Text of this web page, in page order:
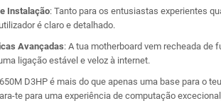
Instalação: Tanto para os entusiastas experientes
é claro e detalhado.
Avançadas: A tua motherboard vem recheada de
ligação estável e veloz à internet.
D3HP é mais do que apenas uma base para o
te para uma experiência de computação